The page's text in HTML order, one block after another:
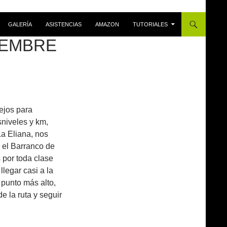
GALERÍA ASISTENCIAS AMAZON TUTORIALES
para
y km,
Eliana, nos
Barranco de
toda clase
casi a la
más alto,
la ruta y seguir